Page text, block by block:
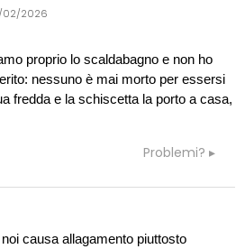
02/2026
proprio lo scaldabagno e non ho
nessuno è mai morto per essersi
fredda e la schiscetta la porto a casa,
Problemi?
causa allagamento piuttosto